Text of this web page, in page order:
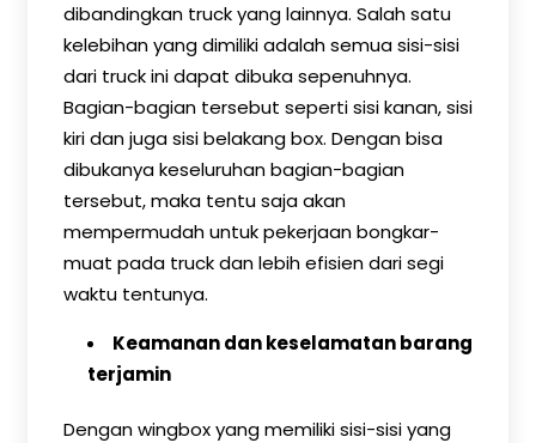
dibandingkan truck yang lainnya. Salah satu
kelebihan yang dimiliki adalah semua sisi-sisi
dari truck ini dapat dibuka sepenuhnya.
Bagian-bagian tersebut seperti sisi kanan, sisi
kiri dan juga sisi belakang box. Dengan bisa
dibukanya keseluruhan bagian-bagian
tersebut, maka tentu saja akan
mempermudah untuk pekerjaan bongkar-
muat pada truck dan lebih efisien dari segi
waktu tentunya.
Keamanan dan keselamatan barang
terjamin
Dengan wingbox yang memiliki sisi-sisi yang